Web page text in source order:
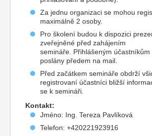
Za jednu organizaci se mohou
maximálně 2 osoby.
Pro školení budou k dispozici
zveřejněné před zahájením
semináře. Přihlášeným účastníkům
poslány předem na mail.
Před začátkem semináře obdrží
registrovaní účastníci bližší
se k semináři.
Kontakt:
Jméno: Ing. Tereza Pavlíková
Telefon: +420221923916